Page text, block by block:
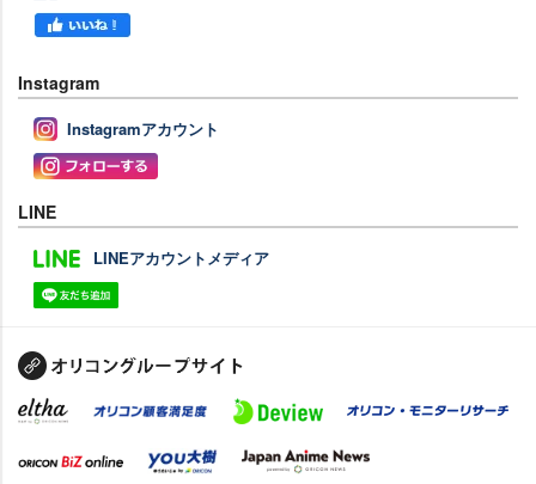
Instagram
Instagramアカウント
LINE
LINEアカウントメディア